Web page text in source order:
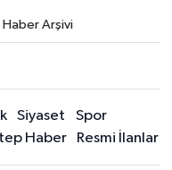
Haber Arşivi
Siyaset
Spor
Haber Resmi İlanlar